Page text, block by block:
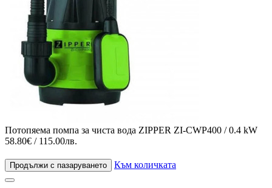
Потопяема помпа за чиста вода ZIPPER ZI-CWP400 / 0.4 kW
58.80€ / 115.00лв.
Продължи с пазаруването Към количката